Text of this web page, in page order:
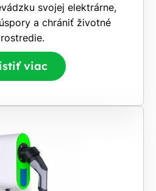
svojej elektrárne,
a chrániť životné
viac